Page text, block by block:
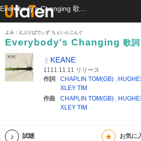
よみ：えぶりばでぃず ちぇいんじんぐ
Everybody's Changing 歌詞
KEANE
1111.11.11 リリース
作詞
CHAPLIN TOM(GB) ,
XLEY TIM
作曲
CHAPLIN TOM(GB) ,
XLEY TIM
試聴 ★ お気に